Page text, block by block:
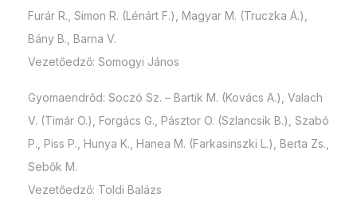
Furár R., Simon R. (Lénárt F.), Magyar M. (Truczka Á.),
Bány B., Barna V.
Vezetőedző: Somogyi János
Gyomaendrőd: Soczó Sz. – Bartik M. (Kovács A.), Valach
V. (Timár O.), Forgács G., Pásztor O. (Szlancsik B.), Szabó
P., Piss P., Hunya K., Hanea M. (Farkasinszki L.), Berta Zs.,
Sebők M.
Vezetőedző: Toldi Balázs